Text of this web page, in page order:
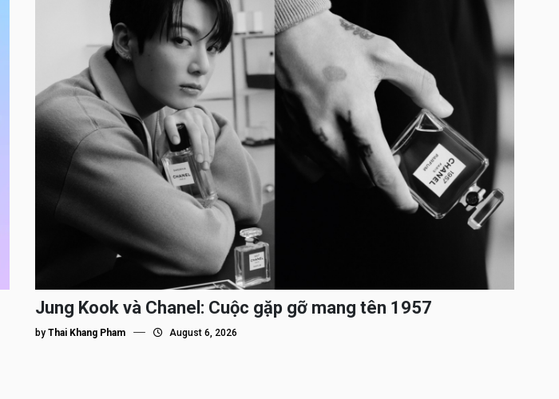
Jung Kook và Chanel: Cuộc gặp gỡ mang tên 1957
by Thai Khang Pham August 6, 2026